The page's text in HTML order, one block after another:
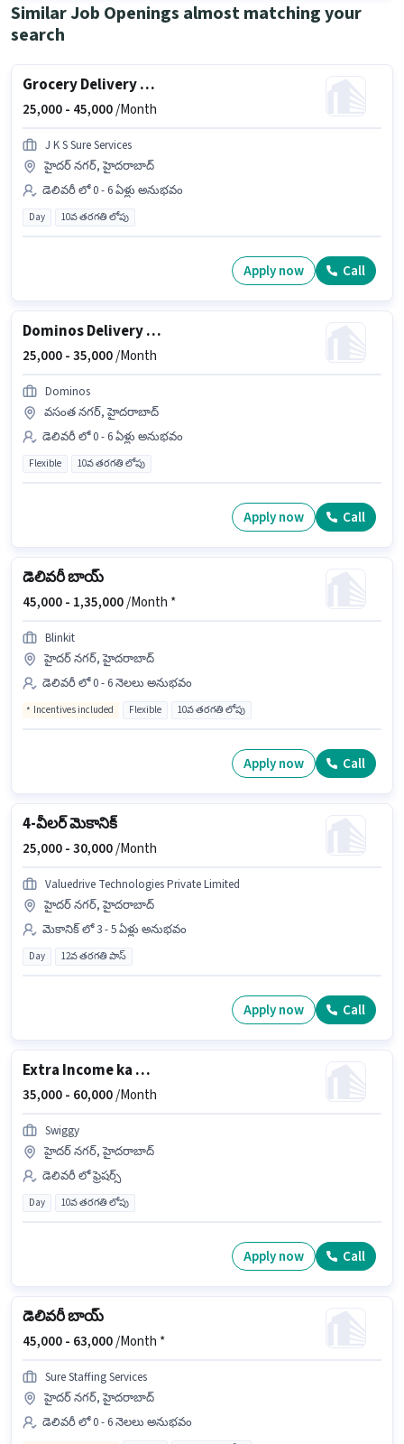
Similar Job Openings almost matching your
search
Grocery Delivery Boy
25,000 - 45,000/Month
J K S Sure Services
హైదర్ నగర్, హైదరాబాద్
డెలివరీ లో 0 - 6 ఏళ్లు అనుభవం
Day 10వ తరగతి లోపు
Apply now Call
Dominos Delivery Boy
25,000 -35,000/Month
Dominos
వసంత నగర్, హైదరాబాద్
డెలివరీ లో 0 - 6 ఏళ్లు అనుభవం
Flexible 10వ తరగతి లోపు
Apply now Call
డెలివరీ బాయ్
45,000 - 1,35,000/Month *
Blinkit
హైదర్ నగర్, హైదరాబాద్
డెలివరీ లో 0 - 6 నెలలు అనుభవం
Incentives included Flexible 10వ తరగతి లోపు
Apply now Call
4-వీలర్ మెకానిక్
25,000 -30,000/Month
Valuedrive Technologies Private Limited
హైదర్ నగర్, హైదరాబాద్
మెకానిక్ లో 3 - 5 ఏళ్లు అనుభవం
Day 12వ తరగతి పాస్
Apply now Call
Extra Income ka mauka,Part-time Delivery job
35,000 - 60,000/Month
Swiggy
హైదర్ నగర్, హైదరాబాద్
డెలివరీ లో ఫ్రెషర్స్
Day 10వ తరగతి లోపు
Apply now Call
డెలివరీ బాయ్
45,000 - 63,000/Month *
Sure Staffing Services
హైదర్ నగర్, హైదరాబాద్
డెలివరీ లో 0 - 6 నెలలు అనుభవం